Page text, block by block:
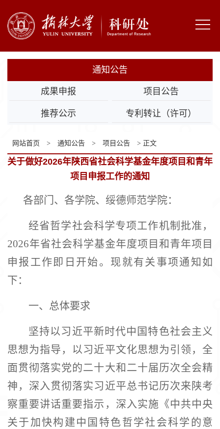
通知公告
成果申报 项目公告
推荐公示 专利转让（许可）
网站首页 > 通知公告 > 项目公告 > 正文
关于做好2026年陕西省社会科学基金年度项目和青年
项目申报工作的通知
各部门、各学院、绥德师范学院：
经省哲学社会科学专项工作机制批准，
2026年省社会科学基金年度项目和青年项目
申报工作即日开始。现就有关事项通知如
下：
一、 总体要求
坚持以习近平新时代中国特色社会主义
思想为指导，以习近平文化思想为引领，全
面贯彻落实党的二十大和二十届历次全会精
神，深入贯彻落实习近平总书记历次来陕考
察重要讲话重要指示，深入实施《中共中央
关于加快构建中国特色哲学社会科学的意